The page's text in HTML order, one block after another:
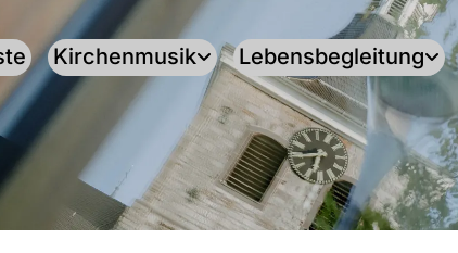
Kirchenmusik Lebensbegleitung